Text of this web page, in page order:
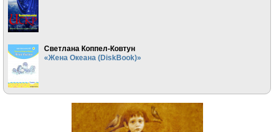
Светлана Коппел-Ковтун
«Жена Океана (DiskBook)»